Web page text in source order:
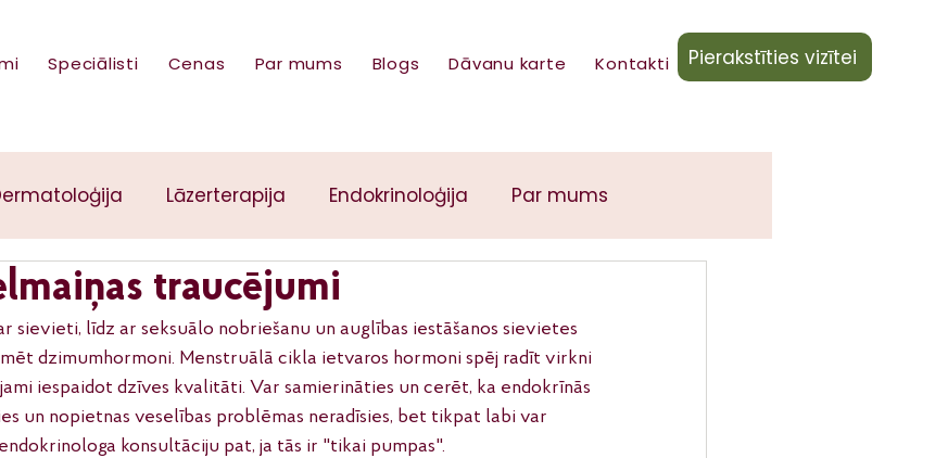
Speciālisti Cenas Par mums Blogs Dāvanu karte Kontakti Pierakstīties vizītei
Lāzerterapija Endokrinoloģija Par mums
traucējumi
sievieti, līdz ar seksuālo nobriešanu un auglības iestāšanos sievietes
dzimumhormoni. Menstruālā cikla ietvaros hormoni spēj radīt virkni
iespaidot dzīves kvalitāti. Var samierināties un cerēt, ka endokrīnās
un nopietnas veselības problēmas neradīsies, bet tikpat labi var
konsultāciju pat, ja tās ir "tikai pumpas".